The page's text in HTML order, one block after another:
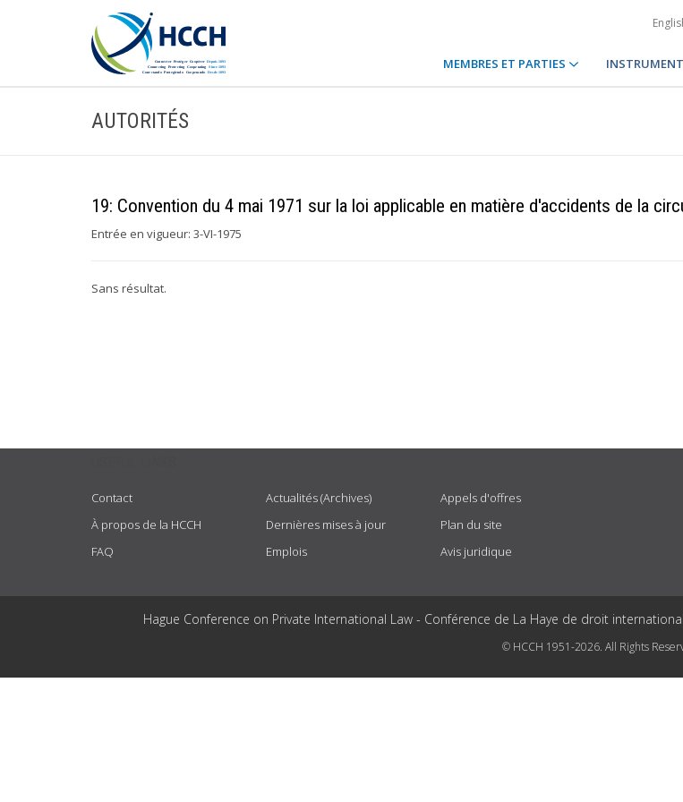
MEMBRES ET PARTIES
AUTORITÉS
19: Convention du 4 mai 1971 sur la loi applicable en matière d'accidents de la
Entrée en vigueur: 3-VI-1975
Sans résultat.
Contact
À propos de la HCCH
FAQ
Actualités (Archives)
Dernières mises à jour
Emplois
Appels d'offres
Plan du site
Avis juridique
Hague Conference on Private International Law - Conférence de La Haye de droit
© HCCH 1951-2026. All Rights